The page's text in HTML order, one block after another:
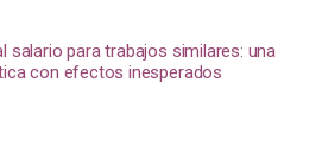
salario para trabajos similares: una
con efectos inesperados